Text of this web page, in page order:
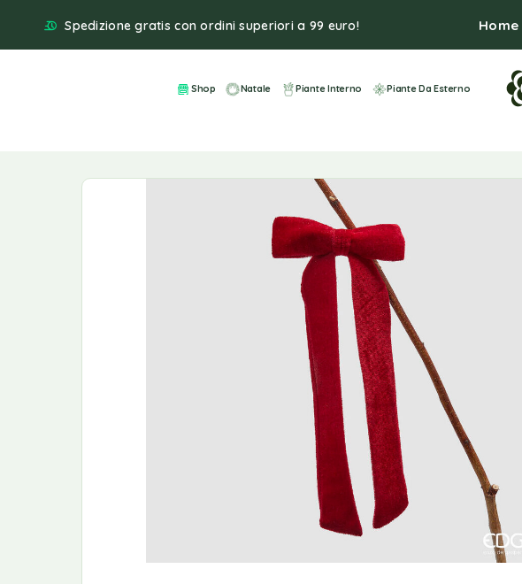
Spedizione gratis con ordini superiori a 99 euro! Home
Shop Natale Piante Interno Piante Da Esterno